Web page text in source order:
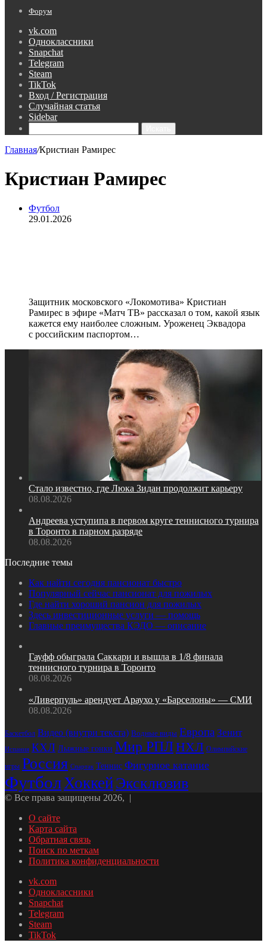
Форум
vk.com
Одноклассники
Snapchat
Telegram
Steam
TikTok
Вход / Регистрация
Случайная статья
Sidebar
Главная/Кристиан Рамирес
Кристиан Рамирес
Футбол
29.01.2026
Защитник московского «Локомотива» Кристиан
Рамирес в эфире «Матч ТВ» рассказал о том, какой язык
кажется ему наиболее сложным. Уроженец Эквадора
с российским паспортом…
Стало известно, где Люка Зидан продолжит карьеру
08.08.2026
Андреева уступипа в первом круге теннисного турнира
в Торонто в парном разряде
08.08.2026
Последние темы
Как найти сегодня пансионат быстро
Популярный сейчас пансионат для пожилых
Где найти хороший пансион для пожилых
Здесь инвестиционные услуги — помощь
Главные преимущества КЭДО — описание
Гауфф обыграла Саккари и вышла в 1/8 финала
теннисного турнира в Торонто
08.08.2026
«Ливерпуль» арендует Араухо у «Барселоны» — СМИ
08.08.2026
Баскетбол Видео (внутри текста) Водные виды Европа Зенит
Испания КХЛ Лыжные гонки Мир РПЛНХЛ Олимпийские
игры Россия Спартак Теннис Фигурное катание
ФутболХоккейЭксклюзив
© Все права защищены 2026, |
О сайте
Карта сайта
Обратная связь
Поиск по меткам
Политика конфиденциальности
vk.com
Одноклассники
Snapchat
Telegram
Steam
TikTok